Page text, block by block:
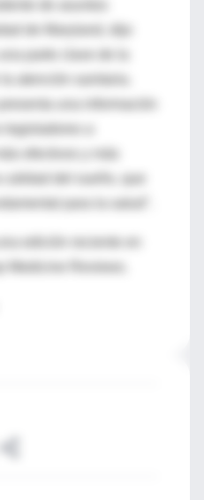
atención sanitaria.
legisladores a
para la salud".
edición reciente en